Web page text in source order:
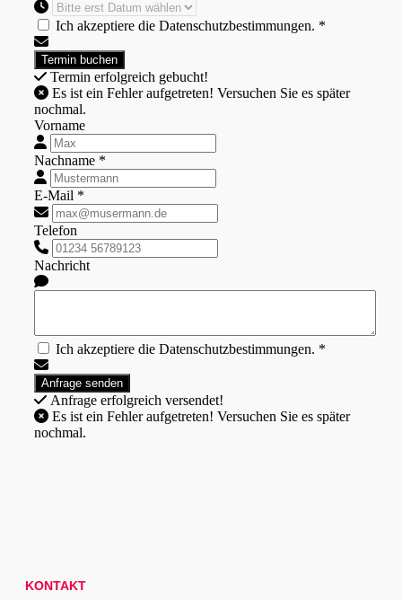
Ich akzeptiere die Datenschutzbestimmungen. *
Termin erfolgreich gebucht!
nochmal.
Vorname
Nachname *
E-Mail *
Telefon
Nachricht
Ich akzeptiere die Datenschutzbestimmungen. *
Anfrage erfolgreich versendet!
nochmal.
KONTAKT